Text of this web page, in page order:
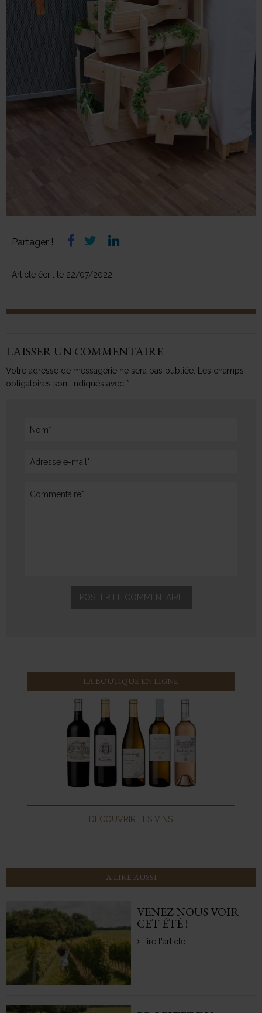
Partager !
Article écrit le 22/07/2022
LAISSER UN COMMENTAIRE
Votre adresse de messagerie ne sera pas publiée. Les champs
obligatoires sont indiqués avec *
LA BOUTIQUE EN LIGNE
DÉCOUVRIR LES VINS
A LIRE AUSSI
VENEZ NOUS VOIR
CET ÉTÉ !
Lire l'article